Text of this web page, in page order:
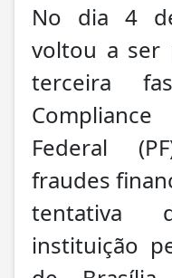
No dia 4
voltou a ser
terceira
Federal
fraudes
tentativa
instituição